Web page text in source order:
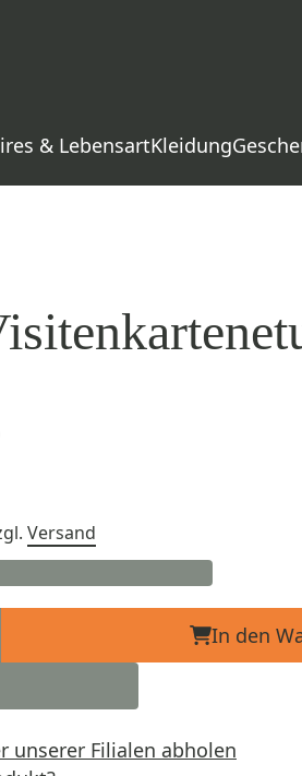
& LebensartKleidung
Versand
In den
unserer Filialen abholen